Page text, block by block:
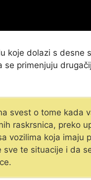
koje dolazi s desne
se primenjuju
svest o tome kada
raskrsnica, preko
vozilima koja imaju
sve te situacije i da